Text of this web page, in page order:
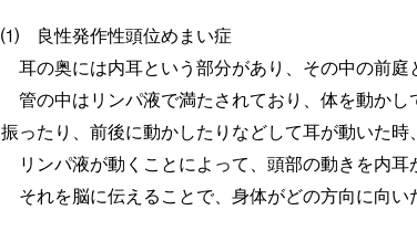
⑴ 良性発作性頭位めまい症
耳の奥には内耳という部分があり、その中の前庭
管の中はリンパ液で満たされており、体を動かし
振ったり、前後に動かしたりなどして耳が動いた時
リンパ液が動くことによって、頭部の動きを内耳
それを脳に伝えることで、身体がどの方向に向い